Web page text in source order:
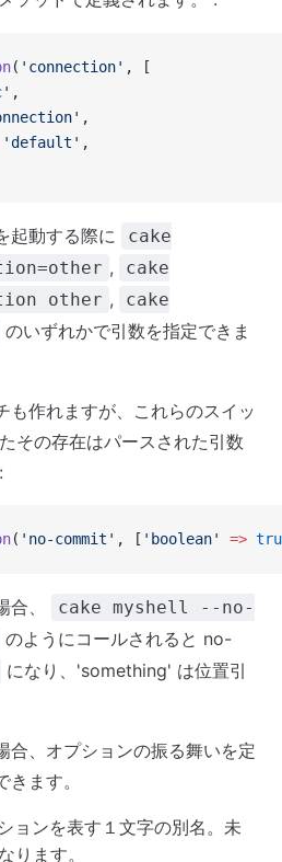
( 'connection' , [
,
,
'default' ,
起動する際に
cake
,
cake
other ,
cake
のいずれかで引数を指定できま
も作れますが、これらのスイッ
その存在はパースされた引数
( 'no-commit' , [ 'boolean' =>
合、
cake myshell --no-
のようにコールされると no-
になり、'something' は位置引
合、オプションの振る舞いを定
ます。
ョンを表す１文字の別名。未
ります。